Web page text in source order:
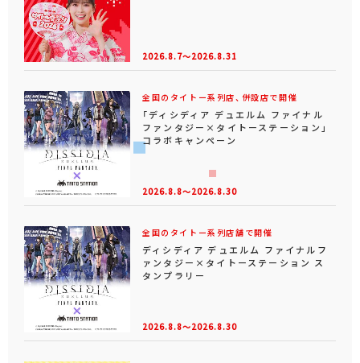
2026.8.7～2026.8.31
全国のタイトー系列店、併設店で開催
「ディシディア デュエルム ファイナル
ファンタジー×タイトーステーション」
コラボキャンペーン
2026.8.8～2026.8.30
全国のタイトー系列店舗で開催
ディシディア デュエルム ファイナルフ
ァンタジー×タイトーステーション ス
タンプラリー
2026.8.8～2026.8.30